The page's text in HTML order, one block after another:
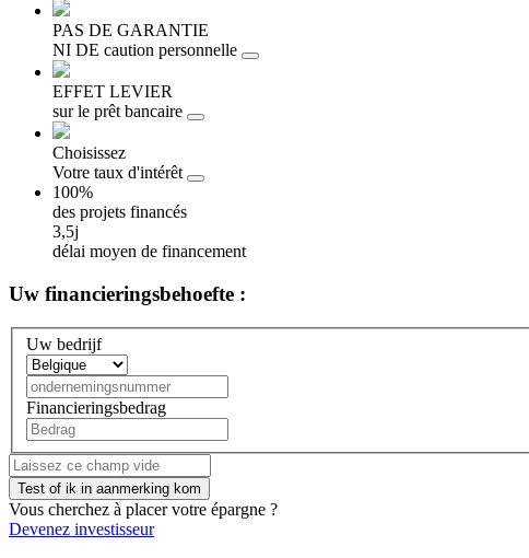
PAS DE GARANTIE
NI DE caution personnelle
EFFET LEVIER
sur le prêt bancaire
Choisissez
Votre taux d'intérêt
100%
des projets financés
3,5j
délai moyen de financement
Uw financieringsbehoefte :
Uw bedrijf
Financieringsbedrag
Vous cherchez à placer votre épargne ?
Devenez investisseur